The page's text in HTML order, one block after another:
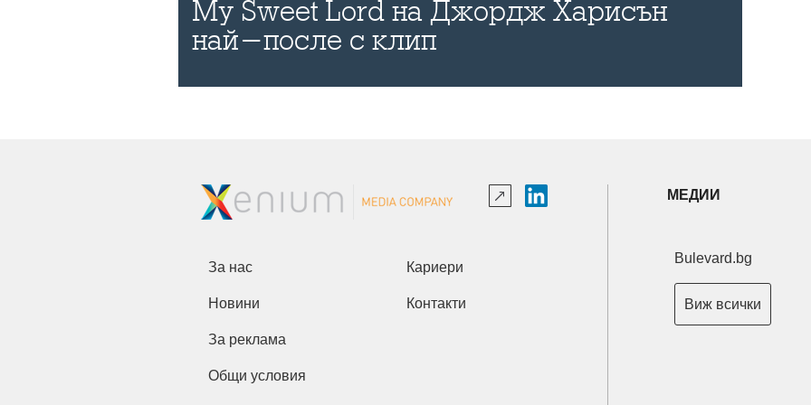
My Sweet Lord на Джордж Харисън
най-после с клип
За нас Кариери
Новини Контакти
За реклама
Общи условия
МЕДИИ
Bulevard.bg
Виж всички